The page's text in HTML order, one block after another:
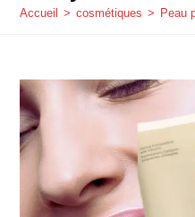
Accueil > cosmétiques > Peau